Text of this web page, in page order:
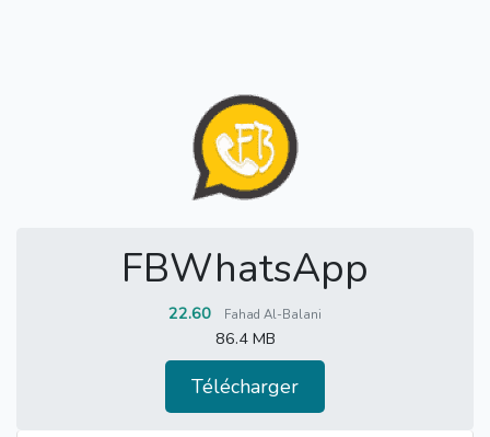
FBWhatsApp
22.60 Fahad Al-Balani
86.4 MB
Télécharger